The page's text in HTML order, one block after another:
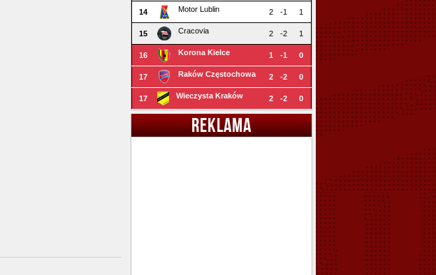
14 Motor Lublin 2 -1 1
15 Cracovia 2 -2 1
16 Korona Kielce 1 -1 0
17 Raków Częstochowa 2 -2 0
17 Wieczysta Kraków 2 -2 0
REKLAMA